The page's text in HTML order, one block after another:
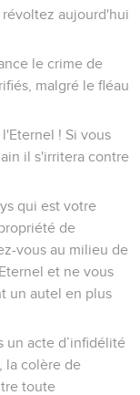
aujourd'hui
le crime de
malgré le fléau
! Si vous
il s'irritera contre
qui est votre
de
vous au milieu de
et ne vous
un autel en plus
un acte d’infidélité
la colère de
toute